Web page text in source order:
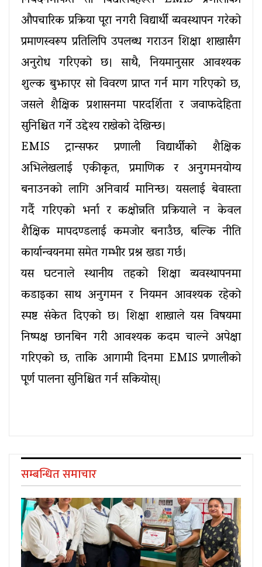
औपचारिक प्रक्रिया पूरा नगरी विद्यार्थी व्यवस्थापन गरेको
प्रमाणस्वरूप प्रतिलिपि उपलब्ध गराउन शिक्षा शाखासँग
अनुरोध गरिएको छ। साथै, नियमानुसार आवश्यक
शुल्क बुझाएर सो विवरण प्राप्त गर्न माग गरिएको छ,
जसले शैक्षिक प्रशासनमा पारदर्शिता र जवाफदेहिता
सुनिश्चित गर्ने उद्देश्य राखेको देखिन्छ।
EMIS ट्रान्सफर प्रणाली विद्यार्थीको शैक्षिक
अभिलेखलाई एकीकृत, प्रमाणिक र अनुगमनयोग्य
बनाउनको लागि अनिवार्य मानिन्छ। यसलाई बेवास्ता
गर्दै गरिएको भर्ना र कक्षोन्नति प्रक्रियाले न केवल
शैक्षिक मापदण्डलाई कमजोर बनाउँछ, बल्कि नीति
कार्यान्वयनमा समेत गम्भीर प्रश्न खडा गर्छ।
यस घटनाले स्थानीय तहको शिक्षा व्यवस्थापनमा
कडाइका साथ अनुगमन र नियमन आवश्यक रहेको
स्पष्ट संकेत दिएको छ। शिक्षा शाखाले यस विषयमा
निष्पक्ष छानबिन गरी आवश्यक कदम चाल्ने अपेक्षा
गरिएको छ, ताकि आगामी दिनमा EMIS प्रणालीको
पूर्ण पालना सुनिश्चित गर्न सकियोस्।
सम्बन्धित समाचार